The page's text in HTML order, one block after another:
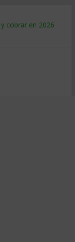
cobrar en 2026
caro
a tiempo
qué hacer
y venderle